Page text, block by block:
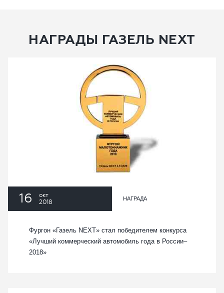
НАГРАДЫ ГАЗЕЛЬ NEXT
16
окт
2018
НАГРАДА
Фургон «Газель NEXT» стал победителем конкурса
«Лучший коммерческий автомобиль года в России–
2018»